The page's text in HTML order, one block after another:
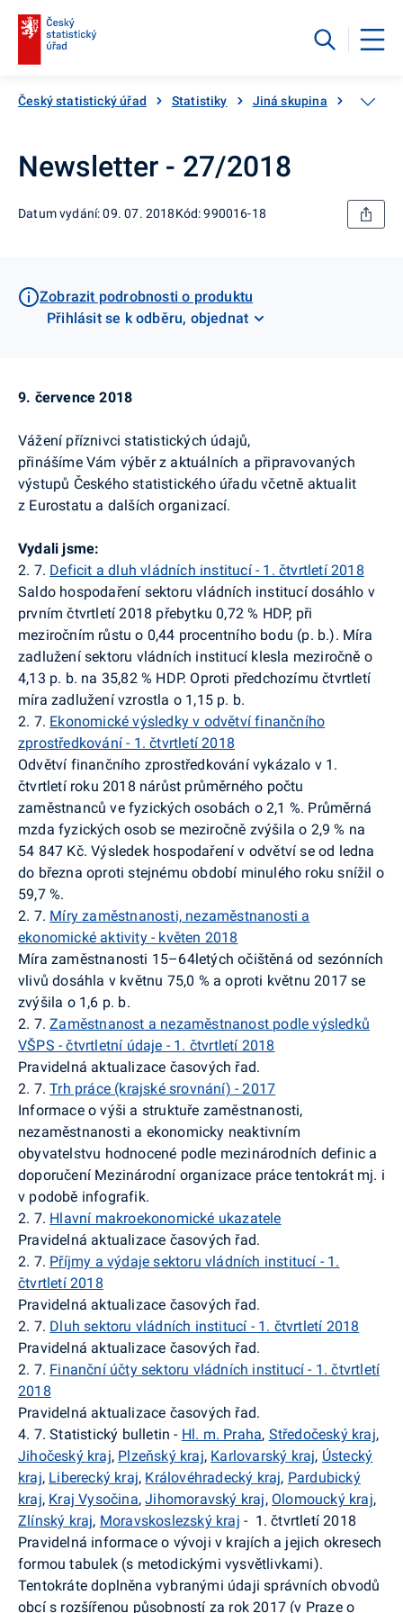
Český statistický úřad Statistiky Jiná skupina
Newsletter - 27/2018
Datum vydání: 09. 07. 2018Kód: 990016-18
Zobrazit podrobnosti o produktu
Přihlásit se k odběru, objednat
9. července 2018
Vážení příznivci statistických údajů,
přinášíme Vám výběr z aktuálních a připravovaných
výstupů Českého statistického úřadu včetně aktualit
z Eurostatu a dalších organizací.
Vydali jsme:
2. 7. Deficit a dluh vládních institucí - 1. čtvrtletí 2018
Saldo hospodaření sektoru vládních institucídosáhlo v
prvním čtvrtletí 2018 přebytku 0,72 % HDP, při
meziročním růstu o 0,44 procentního bodu (p. b.). Míra
zadlužení sektoru vládních institucí klesla meziročně o
4,13 p. b. na 35,82 % HDP. Oproti předchozímu čtvrtletí
míra zadlužení vzrostla o 1,15 p. b.
2. 7. Ekonomické výsledky v odvětví finančního
zprostředkování - 1. čtvrtletí 2018
Odvětví finančního zprostředkování vykázalo v 1.
čtvrtletí roku 2018 nárůst průměrného počtu
zaměstnanců ve fyzických osobách o 2,1 %. Průměrná
mzda fyzických osob se meziročně zvýšila o 2,9 % na
54 847 Kč. Výsledek hospodaření v odvětví se od ledna
do března oproti stejnému období minulého roku snížil o
59,7 %.
2. 7. Míry zaměstnanosti, nezaměstnanosti a
ekonomické aktivity - květen 2018
Míra zaměstnanosti 15–64letých očištěná od sezónních
vlivů dosáhla v květnu 75,0 % a oproti květnu 2017 se
zvýšila o 1,6 p. b.
2. 7.Zaměstnanost a nezaměstnanost podle výsledků
VŠPS - čtvrtletní údaje - 1. čtvrtletí 2018
Pravidelná aktualizace časových řad.
2. 7.Trh práce (krajské srovnání) - 2017
Informace o výši a struktuře zaměstnanosti,
nezaměstnanosti a ekonomicky neaktivním
obyvatelstvu hodnocené podle mezinárodních definic a
doporučení Mezinárodní organizace práce tentokrát mj. i
v podobě infografik.
2. 7. Hlavní makroekonomické ukazatele
Pravidelná aktualizace časových řad.
2. 7. Příjmy a výdaje sektoru vládních institucí - 1.
čtvrtletí 2018
Pravidelná aktualizace časových řad.
2. 7. Dluh sektoru vládních institucí - 1. čtvrtletí 2018
Pravidelná aktualizace časových řad.
2. 7. Finanční účty sektoru vládních institucí - 1. čtvrtletí
2018
Pravidelná aktualizace časových řad.
4. 7. Statistický bulletin - Hl. m. Praha, Středočeský kraj,
Jihočeský kraj, Plzeňský kraj, Karlovarský kraj, Ústecký
kraj, Liberecký kraj, Královéhradecký kraj, Pardubický
kraj, Kraj Vysočina,Jihomoravský kraj, Olomoucký kraj,
Zlínský kraj, Moravskoslezský kraj - 1. čtvrtletí 2018
Pravidelná informace o vývoji v krajích a jejich okresech
formou tabulek (s metodickými vysvětlivkami).
Tentokráte doplněna vybranými údaji správních obvodů
obcí s rozšířenou působností za rok 2017 (v Praze o